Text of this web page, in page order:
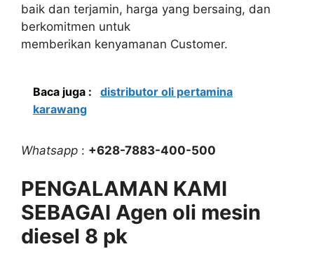
baik dan terjamin, harga yang bersaing, dan
berkomitmen untuk
memberikan kenyamanan Customer.
Baca juga :
distributor oli pertamina
karawang
Whatsapp : +628-7883-400-500
PENGALAMAN KAMI
SEBAGAI Agen oli mesin
diesel 8 pk